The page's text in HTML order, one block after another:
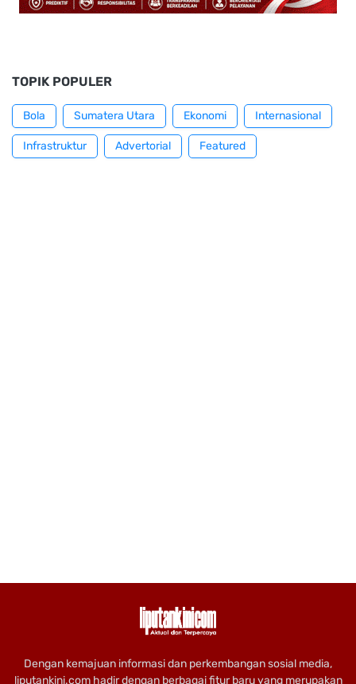
TOPIK POPULER
Bola Sumatera Utara Ekonomi Internasional
Infrastruktur Advertorial Featured
Dengan kemajuan informasi dan perkembangan sosial media,
liputankini.com hadir dengan berbagai fitur baru yang merupakan